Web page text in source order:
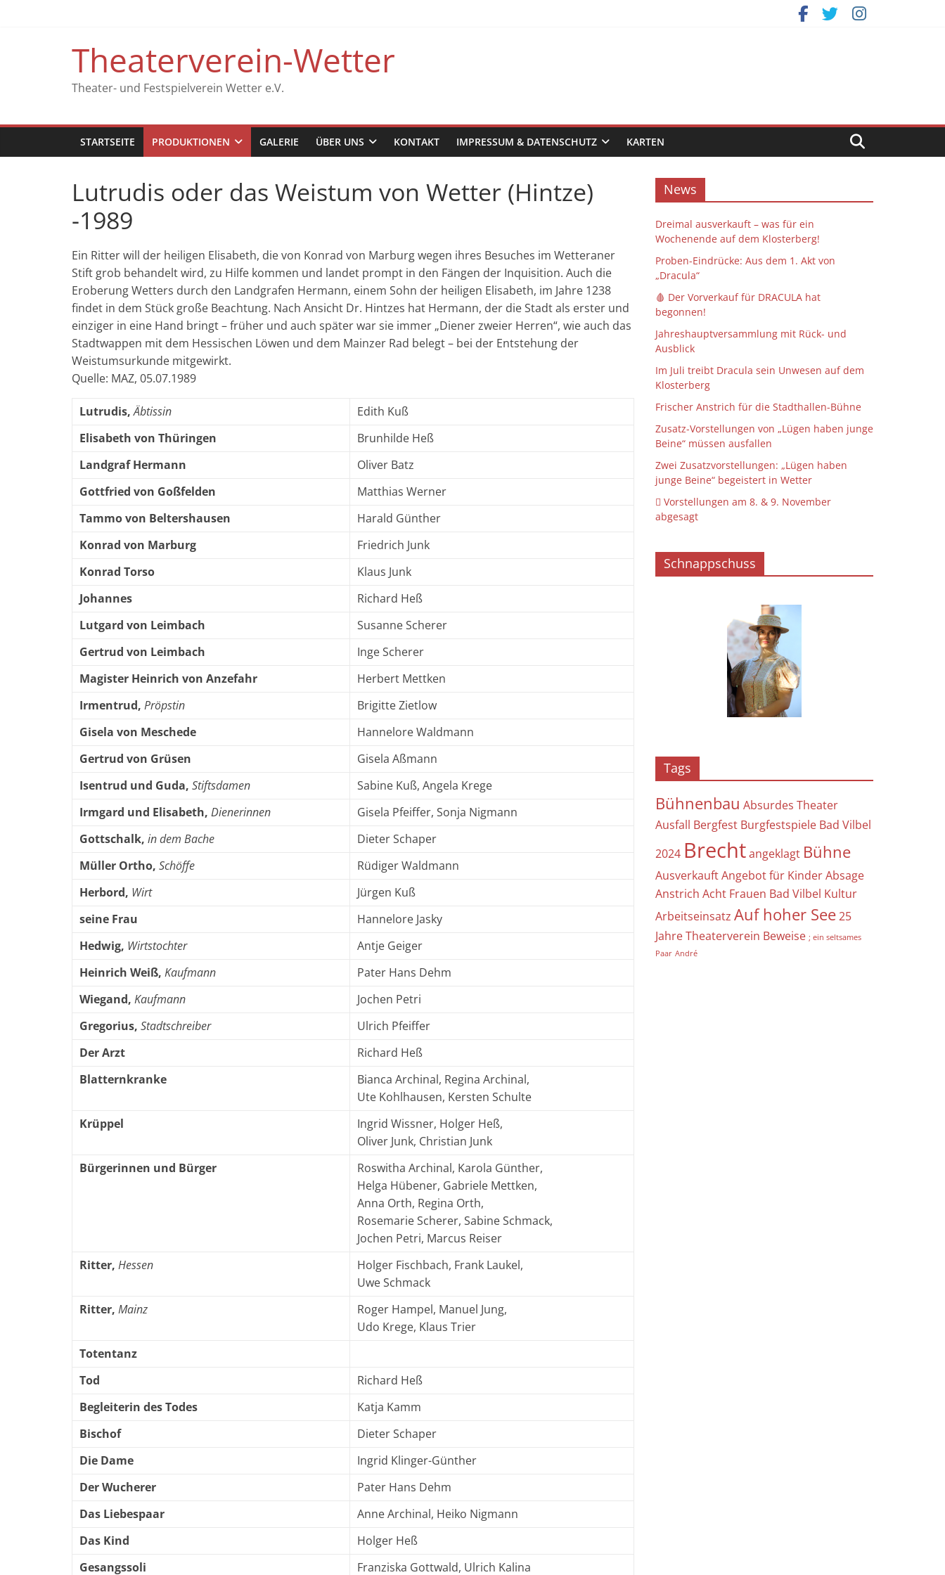
Theaterverein-Wetter
Theater- und Festspielverein Wetter e.V.
STARTSEITE PRODUKTIONEN GALERIE ÜBER UNS KONTAKT IMPRESSUM & DATENSCHUTZ KARTEN
Lutrudis oder das Weistum von Wetter (Hintze)
-1989
Ein Ritter will der heiligen Elisabeth, die von Konrad von Marburg wegen ihres Besuches im Wetteraner
Stift grob behandelt wird, zu Hilfe kommen und landet prompt in den Fängen der Inquisition. Auch die
Eroberung Wetters durch den Landgrafen Hermann, einem Sohn der heiligen Elisabeth, im Jahre 1238
findet in dem Stück große Beachtung. Nach Ansicht Dr. Hintzes hat Hermann, der die Stadt als erster und
einziger in eine Hand bringt – früher und auch später war sie immer „Diener zweier Herren“, wie auch das
Stadtwappen mit dem Hessischen Löwen und dem Mainzer Rad belegt – bei der Entstehung der
Weistumsurkunde mitgewirkt.
Quelle: MAZ, 05.07.1989
Lutrudis,Äbtissin
Edith Kuß
Elisabeth von Thüringen
Brunhilde Heß
Landgraf Hermann
Oliver Batz
Gottfried von Goßfelden
Matthias Werner
Tammo von Beltershausen
Harald Günther
Konrad von Marburg
Friedrich Junk
Konrad Torso
Klaus Junk
Johannes
Richard Heß
Lutgard von Leimbach
Susanne Scherer
Gertrud von Leimbach
Inge Scherer
Magister Heinrich von Anzefahr
Herbert Mettken
Irmentrud, Pröpstin
Brigitte Zietlow
Gisela von Meschede
Hannelore Waldmann
Gertrud von Grüsen
Gisela Aßmann
Isentrud und Guda, Stiftsdamen
Sabine Kuß, Angela Krege
Irmgard und Elisabeth, Dienerinnen
Gisela Pfeiffer, Sonja Nigmann
Gottschalk, in dem Bache
Dieter Schaper
Müller Ortho, Schöffe
Rüdiger Waldmann
Herbord, Wirt
Jürgen Kuß
seine Frau
Hannelore Jasky
Hedwig, Wirtstochter
Antje Geiger
Heinrich Weiß, Kaufmann
Pater Hans Dehm
Wiegand, Kaufmann
Jochen Petri
Gregorius, Stadtschreiber
Ulrich Pfeiffer
Der Arzt
Richard Heß
Blatternkranke
Bianca Archinal, Regina Archinal,
Ute Kohlhausen, Kersten Schulte
Krüppel
Ingrid Wissner, Holger Heß,
Oliver Junk, Christian Junk
Bürgerinnen und Bürger
Roswitha Archinal, Karola Günther,
Helga Hübener, Gabriele Mettken,
Anna Orth, Regina Orth,
Rosemarie Scherer, Sabine Schmack,
Jochen Petri, Marcus Reiser
Ritter, Hessen
Holger Fischbach, Frank Laukel,
Uwe Schmack
Ritter, Mainz
Roger Hampel, Manuel Jung,
Udo Krege, Klaus Trier
Totentanz
Tod
Richard Heß
Begleiterin des Todes
Katja Kamm
Bischof
Dieter Schaper
Die Dame
Ingrid Klinger-Günther
Der Wucherer
Pater Hans Dehm
Das Liebespaar
Anne Archinal, Heiko Nigmann
Das Kind
Holger Heß
Gesangssoli
Franziska Gottwald, Ulrich Kalina
News
Dreimal ausverkauft – was für ein
Wochenende auf dem Klosterberg!
Proben-Eindrücke: Aus dem 1. Akt von
„Dracula“
🩸 Der Vorverkauf für DRACULA hat
begonnen!
Jahreshauptversammlung mit Rück- und
Ausblick
Im Juli treibt Dracula sein Unwesen auf dem
Klosterberg
Frischer Anstrich für die Stadthallen-Bühne
Zusatz-Vorstellungen von „Lügen haben junge
Beine“ müssen ausfallen
Zwei Zusatzvorstellungen: „Lügen haben
junge Beine“ begeistert in Wetter
 Vorstellungen am 8. & 9. November
abgesagt
Schnappschuss
Tags
Bühnenbau Absurdes Theater
Ausfall Bergfest Burgfestspiele Bad Vilbel
2024 Brechtangeklagt Bühne
AusverkauftAngebot für KinderAbsage
Anstrich Acht Frauen Bad Vilbel Kultur
Arbeitseinsatz Auf hoher See25
Jahre Theaterverein Beweise ; ein seltsames
Paar André